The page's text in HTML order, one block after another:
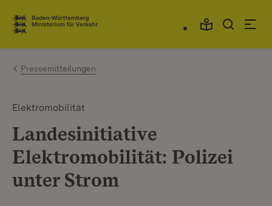
Zum Inhalt springen
Link zur Startseite
Pressemitteilungen
Elektromobilität
Landesinitiative
Elektromobilität: Polizei
unter Strom